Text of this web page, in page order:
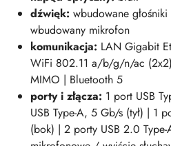
dźwięk: wbudowane
wbudowany mikrofon
komunikacja: LAN Gigabit
WiFi 802.11 a/b/g/n/ac
MIMO | Bluetooth 5
porty i złącza: 1 port USB
USB Type-A, 5 Gb/s (tył) | 1
(bok) | 2 porty USB 2.0 Type-